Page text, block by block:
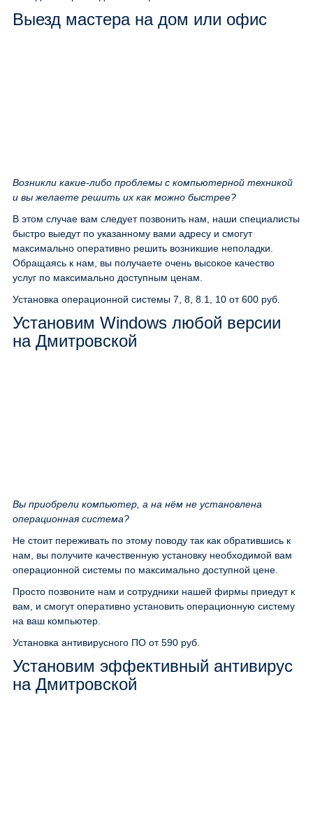
Выезд мастера на дом или офис
Возникли какие-либо проблемы с компьютерной техникой
и вы желаете решить их как можно быстрее?
В этом случае вам следует позвонить нам, наши специалисты
быстро выедут по указанному вами адресу и смогут
максимально оперативно решить возникшие неполадки.
Обращаясь к нам, вы получаете очень высокое качество
услуг по максимально доступным ценам.
Установка операционной системы 7, 8, 8.1, 10 от 600 руб.
Установим Windows любой версии
на Дмитровской
Вы приобрели компьютер, а на нём не установлена
операционная система?
Не стоит переживать по этому поводу так как обратившись к
нам, вы получите качественную установку необходимой вам
операционной системы по максимально доступной цене.
Просто позвоните нам и сотрудники нашей фирмы приедут к
вам, и смогут оперативно установить операционную систему
на ваш компьютер.
Установка антивирусного ПО от 590 руб.
Установим эффективный антивирус
на Дмитровской